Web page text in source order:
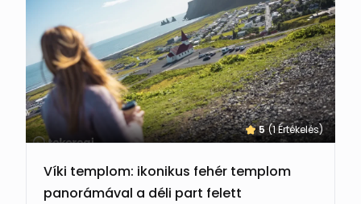
5 (1 Értékelés)
Víki templom: ikonikus fehér templom
panorámával a déli part felett